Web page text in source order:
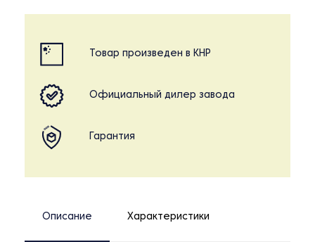
Товар произведен в КНР
Официальный дилер завода
Гарантия
Описание Характеристики